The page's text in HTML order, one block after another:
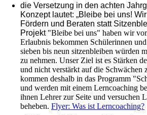
die Versetzung in den achten
Konzept lautet: „Bleibe bei uns!
Fördern und Beraten statt
Projekt"Bleibe bei uns" haben wir
Erlaubnis bekommen Schülerinnen
sieben bis neun sitzenbleiben würden
zu nehmen. Unser Ziel ist es Stärken
und nicht verstärkt auf die Schwächen
kommen deshalb in das Programm
und werden mit einem Lerncoaching
ihnen Lehrer zur Seite und versuchen
beheben. Flyer: Was ist Lerncoaching?